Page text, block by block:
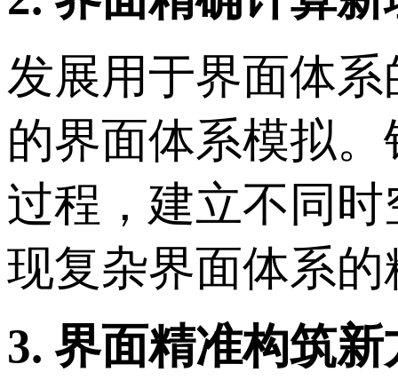
发展用于界面体
的界面体系模拟
过程，建立不同
现复杂界面体系
3. 界面精准构筑新